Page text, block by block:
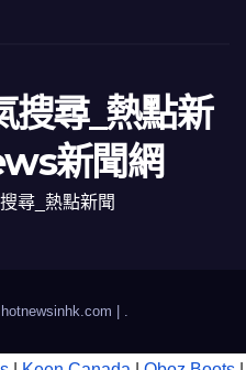
搜尋_熱點新
新聞網
尋_熱點新聞
|